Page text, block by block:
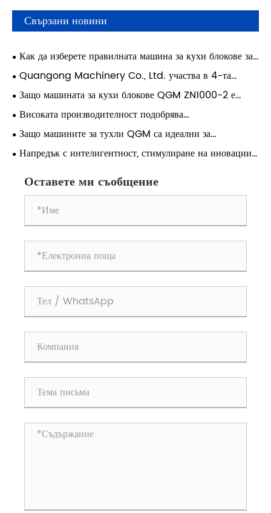
Свързани новини
Как да изберете правилната машина за кухи блокове за
вашата фабрика?
Quangong Machinery Co., Ltd. участва в 4-та
конференция за технически обмен за цялостно
оползотворяване на твърди отпадъци от въглища
Защо машината за кухи блокове QGM ZN1000-2 е
идеалният избор за производство на висококачествени
кухи блокове
Високата производителност подобрява
конкурентоспособността на бизнеса
Защо машините за тухли QGM са идеални за
строителни проекти в Близкия изток
Напредък с интелигентност, стимулиране на иновации |
Списък на проекти за интелигентни фабрики на високо
ниво“
Оставете ми съобщение